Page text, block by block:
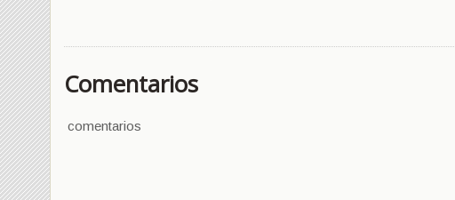
Comentarios
comentarios